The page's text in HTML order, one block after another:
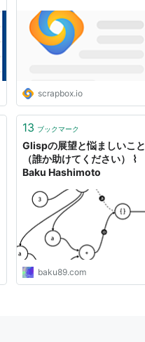
scrapbox.io
13 ブックマーク
Glispの展望と悩ましいこと
（誰か助けてください） ⌇
Baku Hashimoto
baku89.com